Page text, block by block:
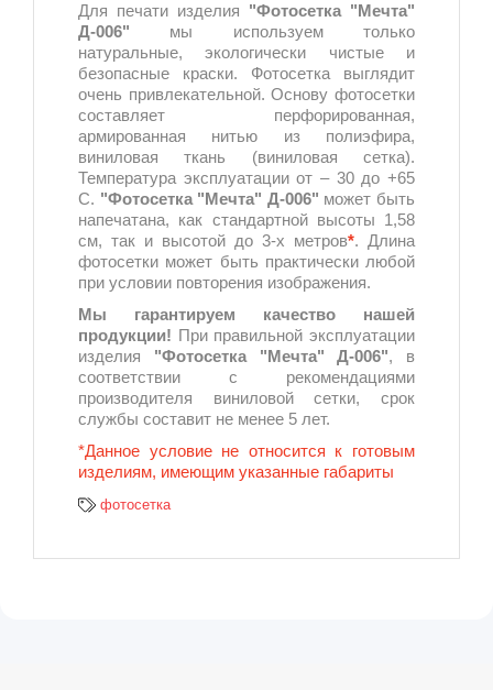
Для печати изделия "Фотосетка "Мечта"
Д-006" мы используем только
натуральные, экологически чистые и
безопасные краски. Фотосетка выглядит
очень привлекательной. Основу фотосетки
составляет перфорированная,
армированная нитью из полиэфира,
виниловая ткань (виниловая сетка).
Температура эксплуатации от – 30 до +65
С. "Фотосетка "Мечта" Д-006" может быть
напечатана, как стандартной высоты 1,58
см, так и высотой до 3-х метров*. Длина
фотосетки может быть практически любой
при условии повторения изображения.
Мы гарантируем качество нашей
продукции! При правильной эксплуатации
изделия "Фотосетка "Мечта" Д-006", в
соответствии с рекомендациями
производителя виниловой сетки, срок
службы составит не менее 5 лет.
*Данное условие не относится к готовым
изделиям, имеющим указанные габариты
фотосетка